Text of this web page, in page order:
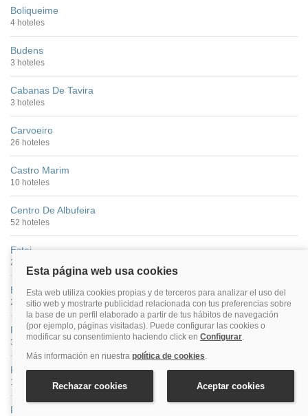
Boliqueime
4 hoteles
Budens
3 hoteles
Cabanas De Tavira
3 hoteles
Carvoeiro
26 hoteles
Castro Marim
10 hoteles
Centro De Albufeira
52 hoteles
Estoi
2 hoteles
Estombar
2 hoteles
Faro
34 hoteles
Faro Centro
18 hoteles
Ferragudo